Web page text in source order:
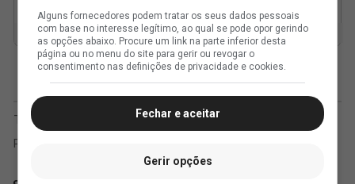
Alguns fornecedores podem tratar os seus dados pessoais
com base no interesse legítimo, ao qual se pode opor gerindo
as opções abaixo. Procure um link na parte inferior desta
página ou no menu do site para gerir ou revogar o
consentimento nas definições de privacidade e cookies.
Fechar e aceitar
Gerir opções